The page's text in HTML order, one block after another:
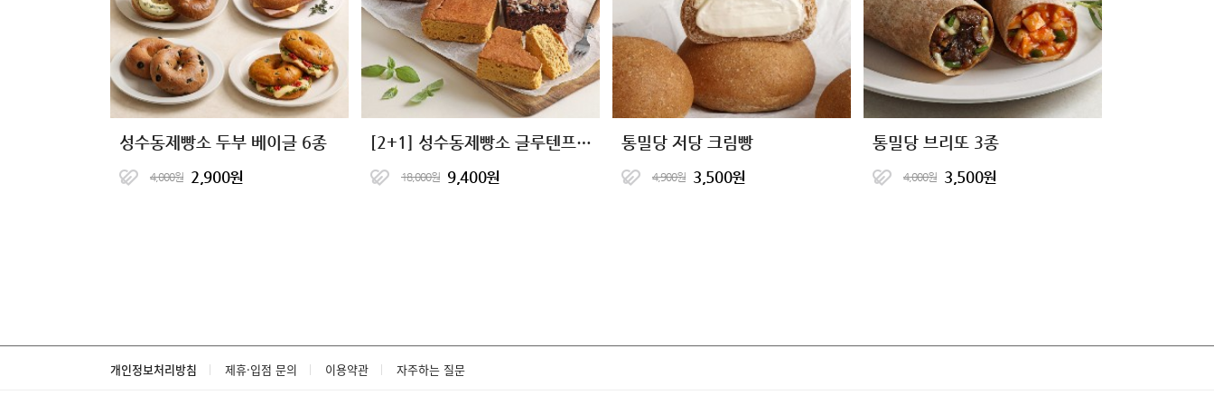
성수동제빵소 두부 베이글 6종
4,000원 2,900원
[2+1] 성수동제빵소 글루텐프리 단백한빵 4종
18,000원 9,400원
통밀당 저당 크림빵
4,900원 3,500원
통밀당 브리또 3종
4,000원 3,500원
개인정보처리방침 제휴·입점 문의 이용약관 자주하는 질문